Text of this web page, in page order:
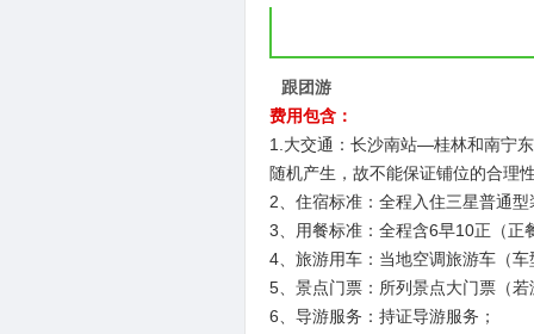
跟团游
费用包含：
1.大交通：长沙南站—桂林和南宁
随机产生，故不能保证铺位的合理
2、住宿标准：全程入住三星普通
3、用餐标准：全程含6早10正（正
4、旅游用车：当地空调旅游车（
5、景点门票：所列景点大门票（
6、导游服务：持证导游服务；